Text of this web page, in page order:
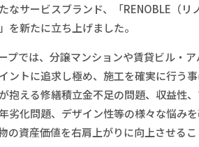
なサービスブランド、「RENOBLE（
を新たに立ち上げました。
プでは、分譲マンションや賃貸ビル・
ントに追求し極め、施工を確実に行う
抱える修繕積立金不足の問題、収益性
劣化問題、デザイン性等の様々な悩み
の資産価値を右肩上がりに向上させるこ